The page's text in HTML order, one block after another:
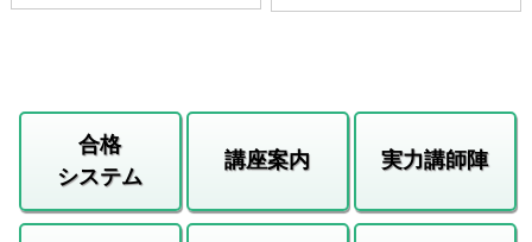
合格
システム
講座案内 実力講師陣